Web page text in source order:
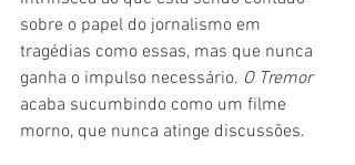
sobre o papel do jornalismo em
tragédias como essas, mas que nunca
ganha o impulso necessário. O Tremor
acaba sucumbindo como um filme
morno, que nunca atinge discussões.